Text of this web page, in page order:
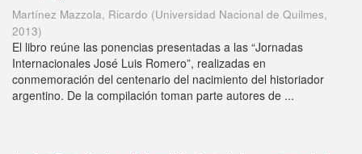
Martínez Mazzola, Ricardo (Universidad Nacional de Quilmes,
2013)
El libro reúne las ponencias presentadas a las “Jornadas
Internacionales José Luis Romero”, realizadas en
conmemoración del centenario del nacimiento del historiador
argentino. De la compilación toman parte autores de ...